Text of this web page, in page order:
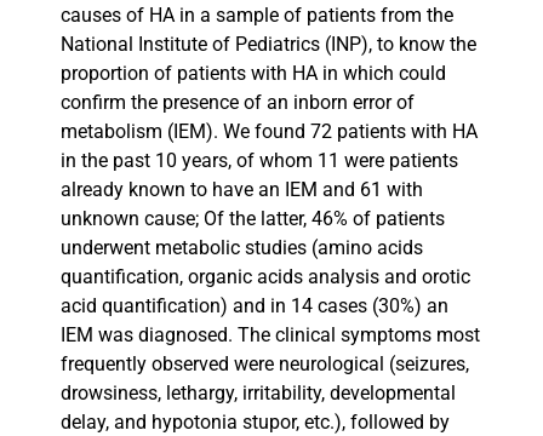
causes of HA in a sample of patients from the
National Institute of Pediatrics (INP), to know the
proportion of patients with HA in which could
confirm the presence of an inborn error of
metabolism (IEM). We found 72 patients with HA
in the past 10 years, of whom 11 were patients
already known to have an IEM and 61 with
unknown cause; Of the latter, 46% of patients
underwent metabolic studies (amino acids
quantification, organic acids analysis and orotic
acid quantification) and in 14 cases (30%) an
IEM was diagnosed. The clinical symptoms most
frequently observed were neurological (seizures,
drowsiness, lethargy, irritability, developmental
delay, and hypotonia stupor, etc.), followed by